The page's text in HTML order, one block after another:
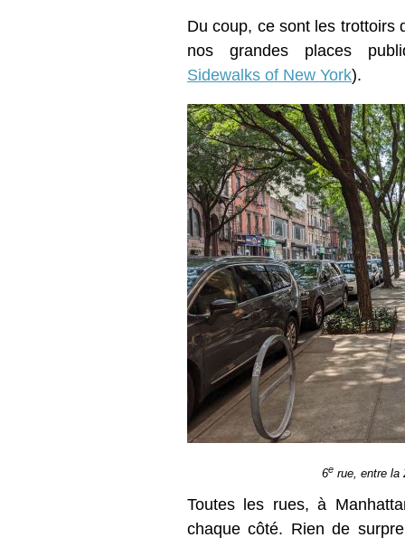
Du coup, ce sont les trottoirs
nos grandes places
Sidewalks of New York).
6e rue, entre la
Toutes les rues, à
chaque côté. Rien de